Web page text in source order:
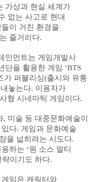
가상과 현실 세계가
없는 사고로 현대
이 거친 환경을
줄거리다.
인먼트는 게임개발사
단을 활용한 게임 ‘BTS
가 퍼블리싱(출시와 유통
놓는다. 이용자가
형 시네마틱 게임이다.
미술 등 대중문화예술이
다. 게임과 문화예술
을 넓히려는 시도다.
하는 ‘원 소스 멀티
이기도 하다.
임은 캐릭터와